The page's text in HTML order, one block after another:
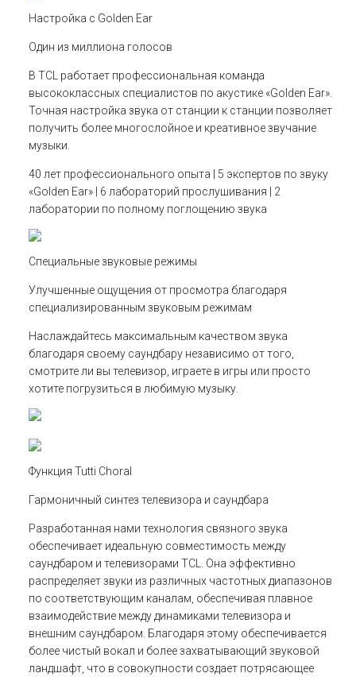
Настройка с Golden Ear
Один из миллиона голосов
В TCL работает профессиональная команда
высококлассных специалистов по акустике «Golden Ear».
Точная настройка звука от станции к станции позволяет
получить более многослойное и креативное звучание
музыки.
40 лет профессионального опыта | 5 экспертов по звуку
«Golden Ear» | 6 лабораторий прослушивания | 2
лаборатории по полному поглощению звука
Специальные звуковые режимы
Улучшенные ощущения от просмотра благодаря
специализированным звуковым режимам
Наслаждайтесь максимальным качеством звука
благодаря своему саундбару независимо от того,
смотрите ли вы телевизор, играете в игры или просто
хотите погрузиться в любимую музыку.
Функция Tutti Choral
Гармоничный синтез телевизора и саундбара
Разработанная нами технология связного звука
обеспечивает идеальную совместимость между
саундбаром и телевизорами TCL. Она эффективно
распределяет звуки из различных частотных диапазонов
по соответствующим каналам, обеспечивая плавное
взаимодействие между динамиками телевизора и
внешним саундбаром. Благодаря этому обеспечивается
более чистый вокал и более захватывающий звуковой
ландшафт, что в совокупности создает потрясающее